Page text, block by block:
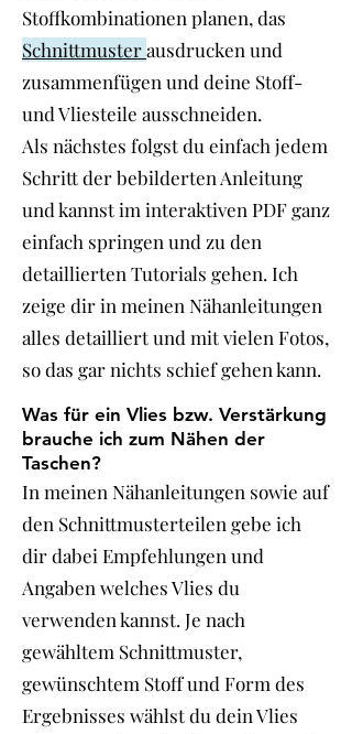
Stoffkombinationen planen, das
Schnittmusterausdrucken und
zusammenfügen und deine Stoff-
und Vliesteile ausschneiden.
Als nächstes folgst du einfach jedem
Schritt der bebilderten Anleitung
und kannst im interaktiven PDF ganz
einfach springen und zu den
detaillierten Tutorials gehen. Ich
zeige dir in meinen Nähanleitungen
alles detailliert und mit vielen Fotos,
so das gar nichts schief gehen kann.
Was für ein Vlies bzw. Verstärkung
brauche ich zum Nähen der
Taschen?
In meinen Nähanleitungen sowie auf
den Schnittmusterteilen gebe ich
dir dabei Empfehlungen und
Angaben welches Vlies du
verwenden kannst. Je nach
gewähltem Schnittmuster,
gewünschtem Stoff und Form des
Ergebnisses wählst du dein Vlies